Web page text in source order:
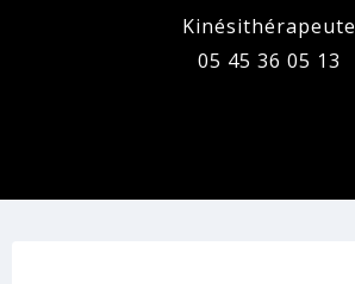
Kinésithérapeute
05 45 36 05 13